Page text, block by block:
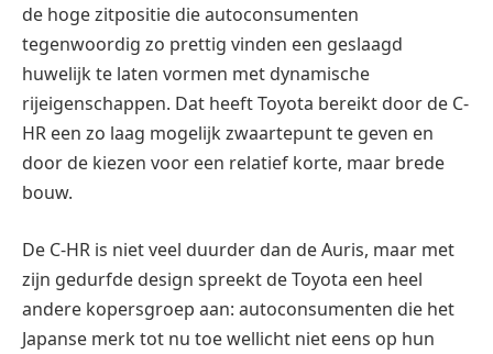
de hoge zitpositie die autoconsumenten
tegenwoordig zo prettig vinden een geslaagd
huwelijk te laten vormen met dynamische
rijeigenschappen. Dat heeft Toyota bereikt door de C-
HR een zo laag mogelijk zwaartepunt te geven en
door de kiezen voor een relatief korte, maar brede
bouw.
De C-HR is niet veel duurder dan de Auris, maar met
zijn gedurfde design spreekt de Toyota een heel
andere kopersgroep aan: autoconsumenten die het
Japanse merk tot nu toe wellicht niet eens op hun